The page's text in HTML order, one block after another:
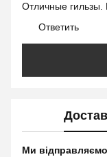
Отличные гильзы.
Ответить
Ми